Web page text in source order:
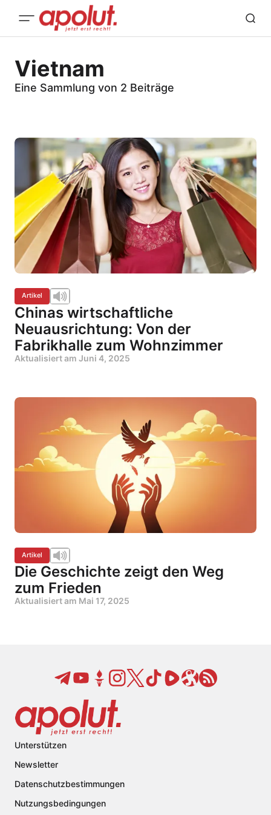
Vietnam
Eine Sammlung von 2 Beiträge
Artikel
Chinas wirtschaftliche
Neuausrichtung: Von der
Fabrikhalle zum Wohnzimmer
Aktualisiert am Juni 4, 2025
Artikel
Die Geschichte zeigt den Weg
zum Frieden
Aktualisiert am Mai 17, 2025
Unterstützen
Newsletter
Datenschutzbestimmungen
Nutzungsbedingungen